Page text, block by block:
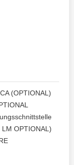
(OPTIONAL)
OPTIONAL)